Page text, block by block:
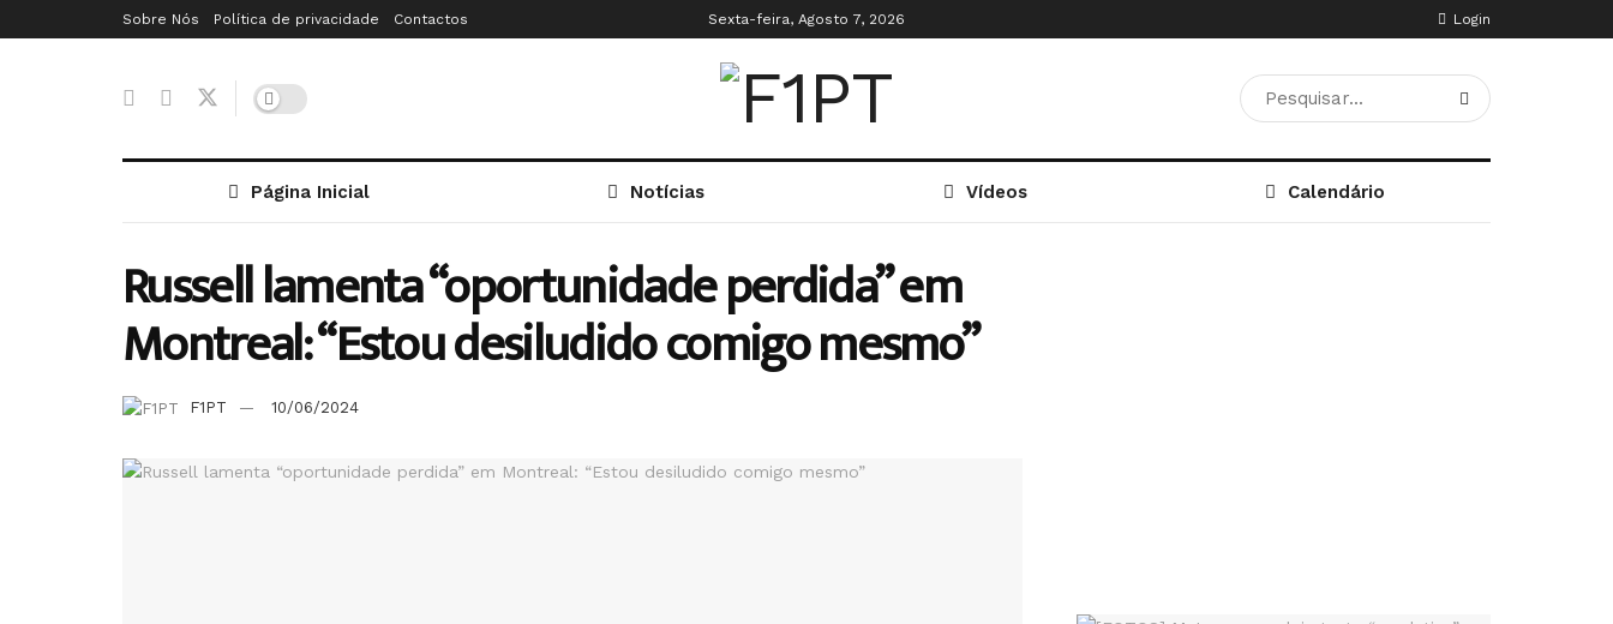
Sobre Nós Política de privacidade Contactos Sexta-feira, Agosto 7, 2026 Login
Página Inicial Notícias Vídeos Calendário
Russell lamenta “oportunidade perdida” em
Montreal: “Estou desiludido comigo mesmo”
F1PT 10/06/2024